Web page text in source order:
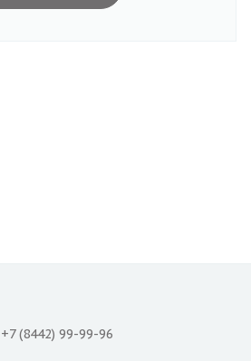
+7 (8442) 99-99-96